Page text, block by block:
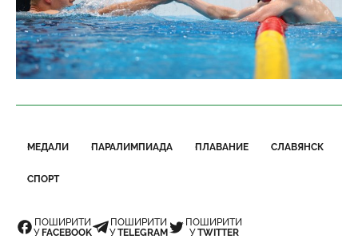
МЕДАЛИ ПАРАЛИМПИАДА ПЛАВАНИЕ СЛАВЯНСК
СПОРТ
ПОШИРИТИ
УFACEBOOK
ПОШИРИТИ
УTELEGRAM
ПОШИРИТИ
УTWITTER